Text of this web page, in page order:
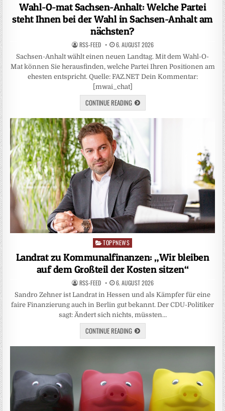
Wahl-O-mat Sachsen-Anhalt: Welche Partei
steht Ihnen bei der Wahl in Sachsen-Anhalt am
nächsten?
RSS-FEED 6. AUGUST 2026
Sachsen-Anhalt wählt einen neuen Landtag. Mit dem Wahl-O-
Mat können Sie herausfinden, welche Partei Ihren Positionen am
ehesten entspricht. Quelle: FAZ.NET Dein Kommentar:
[mwai_chat]
CONTINUE READING
Posted
TOPPNEWS
Landrat zu Kommunalfinanzen: „Wir bleiben
auf dem Großteil der Kosten sitzen“
RSS-FEED 6. AUGUST 2026
Sandro Zehner ist Landrat in Hessen und als Kämpfer für eine
faire Finanzierung auch in Berlin gut bekannt. Der CDU-Politiker
sagt: Ändert sich nichts, müssten…
CONTINUE READING